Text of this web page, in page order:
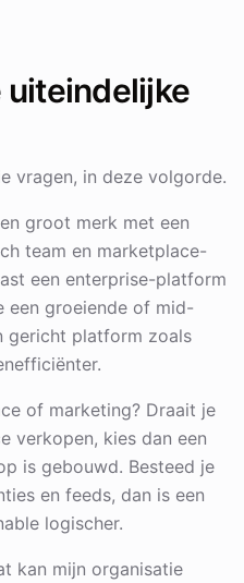
uiteindelijke
vragen, in deze volgorde.
groot merk met een
team en marketplace-
een enterprise-platform
een groeiende of mid-
gericht platform zoals
of marketing? Draait je
verkopen, kies dan een
is gebouwd. Besteed je
en feeds, dan is een
logischer.
kan mijn organisatie